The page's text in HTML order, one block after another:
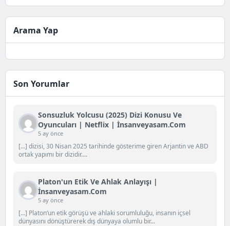
Arama Yap
Son Yorumlar
Sonsuzluk Yolcusu (2025) Dizi Konusu Ve
Oyuncuları | Netflix | İnsanveyasam.com
5 ay önce
[…] dizisi, 30 Nisan 2025 tarihinde gösterime giren Arjantin ve ABD
ortak yapımı bir dizidir....
Platon'un Etik Ve Ahlak Anlayışı |
İnsanveyasam.com
5 ay önce
[…] Platon‘un etik görüşü ve ahlaki sorumluluğu, insanın içsel
dünyasını dönüştürerek dış dünyaya olumlu bir...